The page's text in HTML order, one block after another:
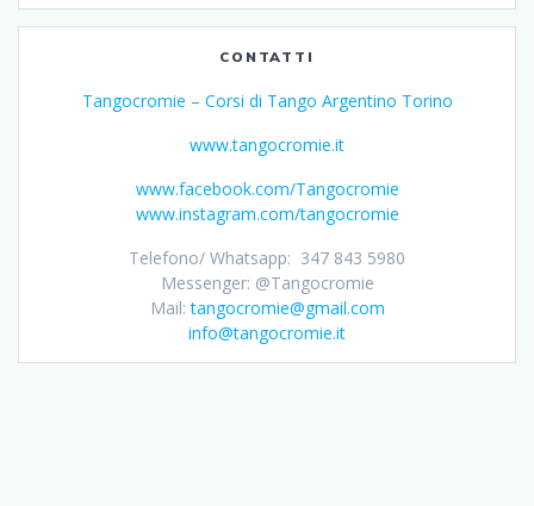
CONTATTI
Tangocromie – Corsi di Tango Argentino Torino
www.tangocromie.it
www.facebook.com/Tangocromie
www.instagram.com/tangocromie
Telefono/ Whatsapp: 347 843 5980
Messenger: @Tangocromie
Mail:tangocromie@gmail.com
info@tangocromie.it